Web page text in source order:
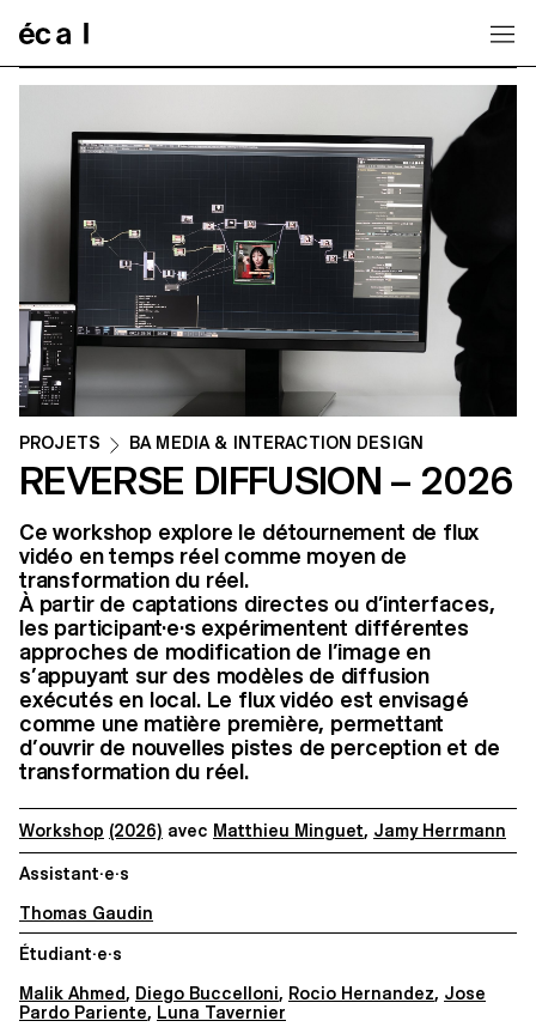
PROJETS BA MEDIA & INTERACTION DESIGN
REVERSE DIFFUSION – 2026
Ce workshop explore le détournement de flux
vidéo en temps réel comme moyen de
transformation du réel.
À partir de captations directes ou d’interfaces,
les participant·e·s expérimentent différentes
approches de modification de l’image en
s’appuyant sur des modèles de diffusion
exécutés en local. Le flux vidéo est envisagé
comme une matière première, permettant
d’ouvrir de nouvelles pistes de perception et de
transformation du réel.
Workshop (2026) avec Matthieu Minguet, Jamy Herrmann
Assistant·e·s
Thomas Gaudin
Étudiant·e·s
Malik Ahmed, Diego Buccelloni, Rocio Hernandez, Jose
Pardo Pariente, Luna Tavernier